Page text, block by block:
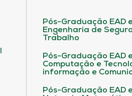
Pós-Graduação EAD
Engenharia de
Trabalho
Pós-Graduação EAD
Computação e
informação e
Pós-Graduação EAD